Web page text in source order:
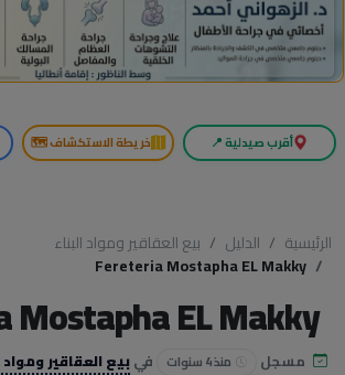
أقرب صيدلية 📍 خريطة الاستكشاف 🗺️
الرئيسية الدليل
بيع العقاقير ومواد البناء
Fereteria Mostapha EL Makky
Mostapha EL Makky
مسجل منذ 4 سنوات فيبيع العقاقير ومواد